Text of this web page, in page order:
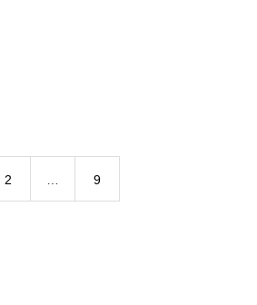
2 9